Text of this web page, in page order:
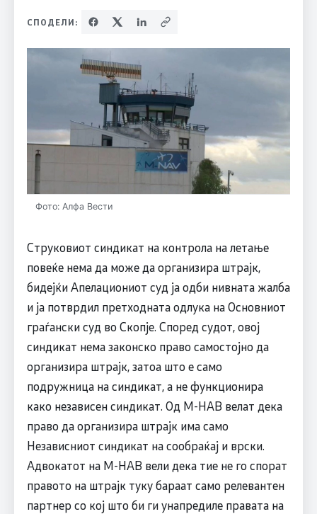
СПОДЕЛИ:
Фото: Алфа Вести
Струковиот синдикат на контрола на летање
повеќе нема да може да организира штрајк,
бидејќи Апелациониот суд ја одби нивната жалба
и ја потврдил претходната одлука на Основниот
граѓански суд во Скопје. Според судот, овој
синдикат нема законско право самостојно да
организира штрајк, затоа што е само
подружница на синдикат, а не функционира
како независен синдикат. Од М-НАВ велат дека
право да организира штрајк има само
Независниот синдикат на сообраќај и врски.
Адвокатот на М-НАВ вели дека тие не го спорат
правото на штрајк туку бараат само релевантен
партнер со кој што би ги унапредиле правата на